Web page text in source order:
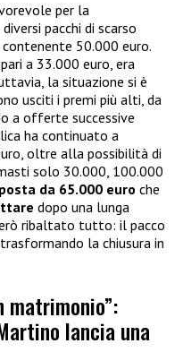
per la
pacchi di scarso
50.000 euro.
a 33.000 euro, era
la situazione si è
usciti i premi più alti, da
a offerte successive
ha continuato a
oltre alla possibilità di
solo 30.000, 100.000
da 65.000 euro che
dopo una lunga
ribaltato tutto: il pacco
la chiusura in
matrimonio”:
lancia una